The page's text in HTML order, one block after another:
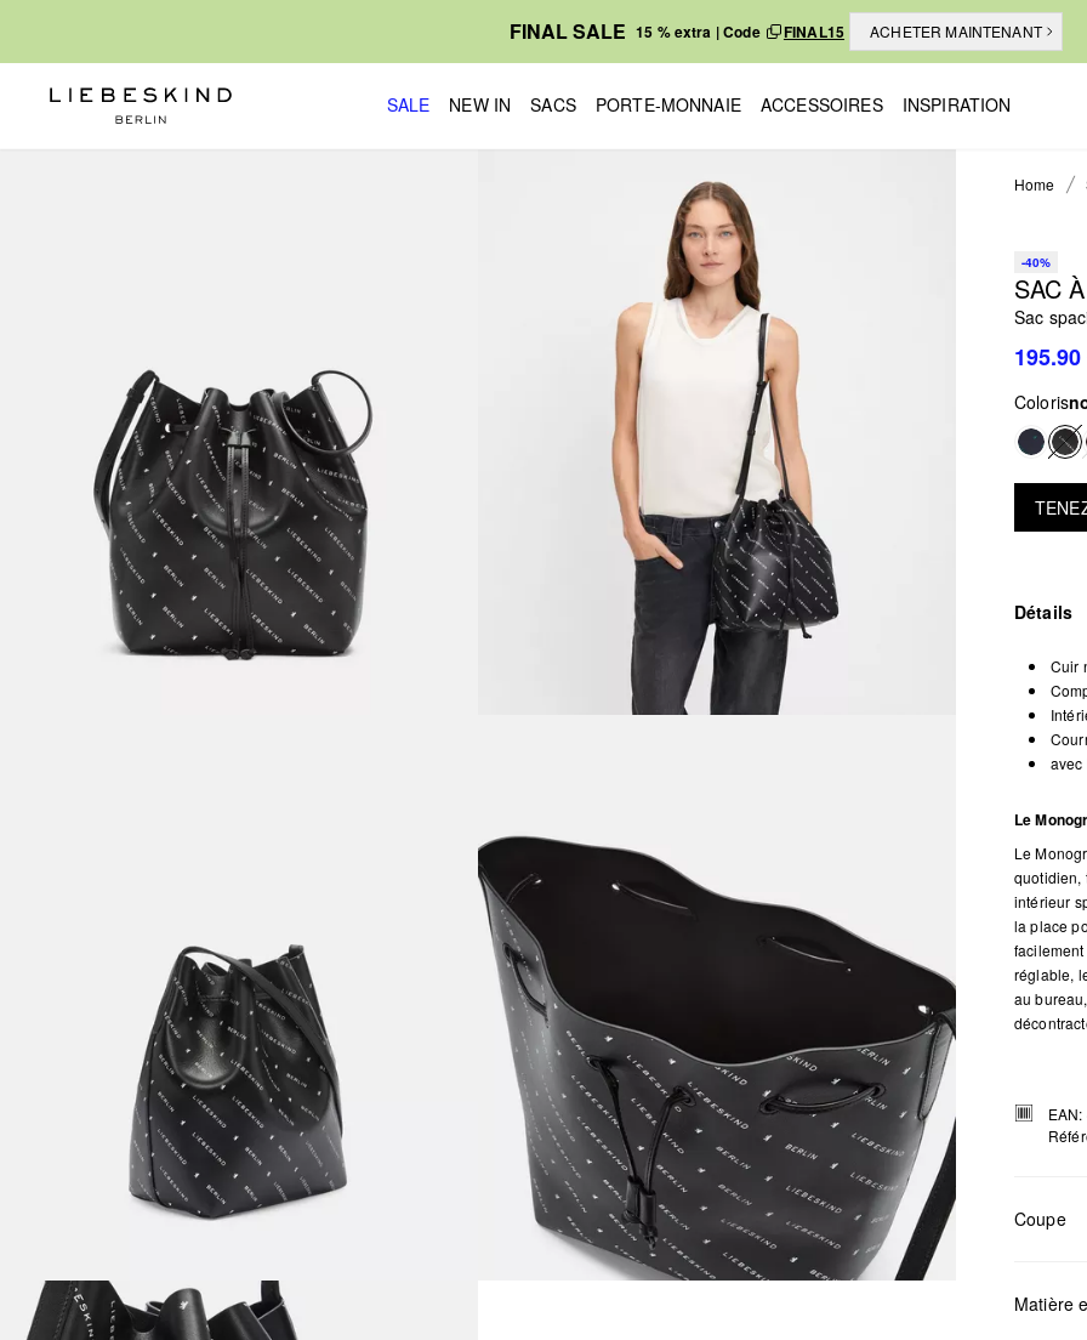
FINAL SALE 15 % extra | Code FINAL15 ACHETER MAINTENANT
SALE NEW IN SACS PORTE-MONNAIE ACCESSOIRES INSPIRATION
Home
-40%
SAC
Sac
Coloris
Détails
Cuir
avec
Le
Le
quotidien,
intérieur
la place
réglable,
au
Coupe
Matière